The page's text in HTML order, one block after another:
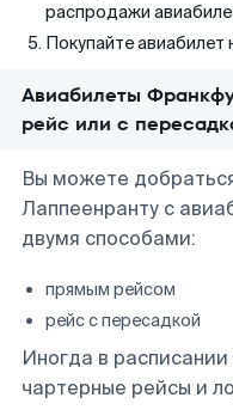
распродажи
Покупайте авиабилет
Авиабилеты
рейс или с
Вы можете
Лаппеенранту с
двумя способами:
прямым рейсом
рейс с пересадкой
Иногда в расписании
чартерные рейсы и